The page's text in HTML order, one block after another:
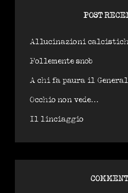
POST
Allucinazioni
Follemente snob
A chi fa paura il
Occhio non vede…
Il linciaggio